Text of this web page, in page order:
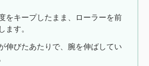
をキープしたまま、ローラーを前
ます。
伸びたあたりで、腕を伸ばしてい